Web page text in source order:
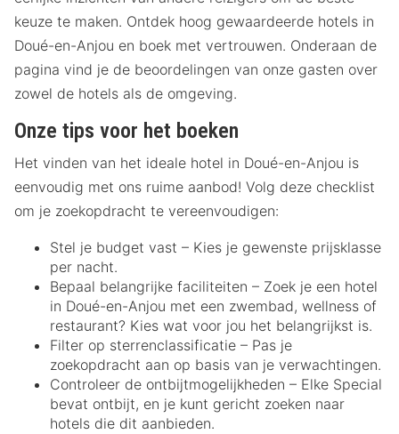
keuze te maken. Ontdek hoog gewaardeerde hotels in
Doué-en-Anjou en boek met vertrouwen. Onderaan de
pagina vind je de beoordelingen van onze gasten over
zowel de hotels als de omgeving.
Onze tips voor het boeken
Het vinden van het ideale hotel in Doué-en-Anjou is
eenvoudig met ons ruime aanbod! Volg deze checklist
om je zoekopdracht te vereenvoudigen:
Stel je budget vast – Kies je gewenste prijsklasse
per nacht.
Bepaal belangrijke faciliteiten – Zoek je een hotel
in Doué-en-Anjou met een zwembad, wellness of
restaurant? Kies wat voor jou het belangrijkst is.
Filter op sterrenclassificatie – Pas je
zoekopdracht aan op basis van je verwachtingen.
Controleer de ontbijtmogelijkheden – Elke Special
bevat ontbijt, en je kunt gericht zoeken naar
hotels die dit aanbieden.